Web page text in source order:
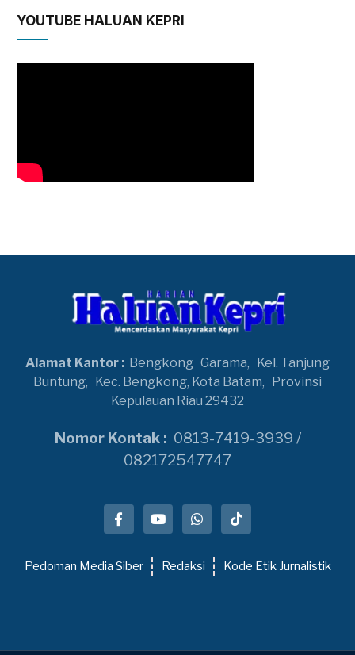
YOUTUBE HALUAN KEPRI
Alamat Kantor : Bengkong Garama, Kel. Tanjung
Buntung, Kec. Bengkong, Kota Batam, Provinsi
Kepulauan Riau 29432
Nomor Kontak : 0813-7419-3939 /
082172547747
Pedoman Media Siber Redaksi Kode Etik Jurnalistik